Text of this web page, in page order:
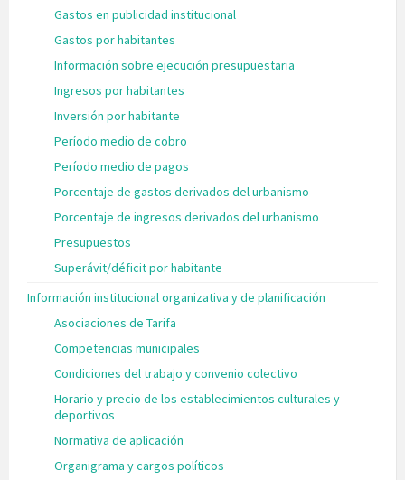
Gastos en publicidad institucional
Gastos por habitantes
Información sobre ejecución presupuestaria
Ingresos por habitantes
Inversión por habitante
Período medio de cobro
Período medio de pagos
Porcentaje de gastos derivados del urbanismo
Porcentaje de ingresos derivados del urbanismo
Presupuestos
Superávit/déficit por habitante
Información institucional organizativa y de planificación
Asociaciones de Tarifa
Competencias municipales
Condiciones del trabajo y convenio colectivo
Horario y precio de los establecimientos culturales y
deportivos
Normativa de aplicación
Organigrama y cargos políticos